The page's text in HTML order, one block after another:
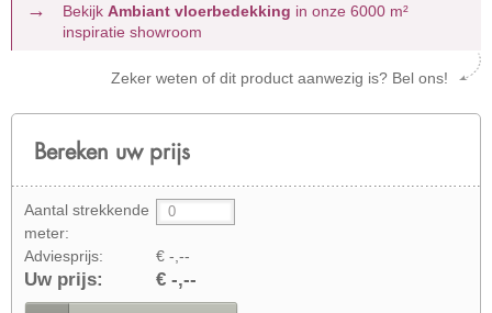
Bekijk Ambiant vloerbedekking in onze 6000 m²
inspiratie showroom
Zeker weten of dit product aanwezig is? Bel ons!
Bereken uw prijs
Aantal strekkende
meter:
Adviesprijs:
€ -,--
Uw prijs: € -,--